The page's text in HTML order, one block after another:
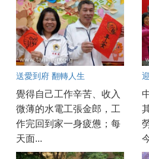
送愛到府 翻轉人生
覺得自己工作辛苦、收入
微薄的水電工張金郎，工
作完回到家一身疲憊；每
天面...